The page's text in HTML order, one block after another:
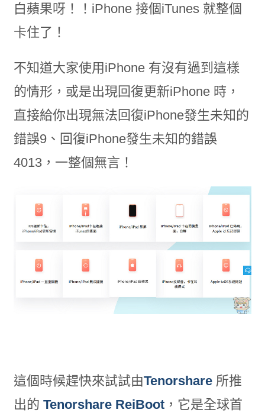
白蘋果呀！！iPhone 接個iTunes 就整個
卡住了！
不知道大家使用iPhone 有沒有過到這樣
的情形，或是出現回復更新iPhone 時，
直接給你出現無法回復iPhone發生未知的
錯誤9、回復iPhone發生未知的錯誤
4013，一整個無言！
這個時候趕快來試試由Tenorshare所推
出的 Tenorshare ReiBoot，它是全球首